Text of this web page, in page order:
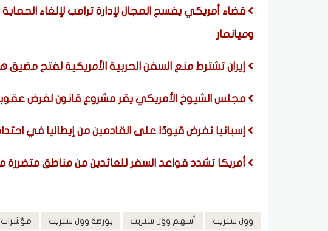
قضاء أمريكي يفسح المجال لإدارة ترامب لإلغاء
وميانمار
إيران تشترط منع السفن الحربية الأمريكية لفتح
مجلس الشيوخ الأمريكي يقر مشروع قانون لفرض
إسبانيا تفرض قيودًا على القادمين من إيطاليا في
أمريكا تشدد قواعد السفر للعائدين من مناطق متضررة
وول ستريت أسهم وول ستريت بورصة وول ستريت مؤشرات